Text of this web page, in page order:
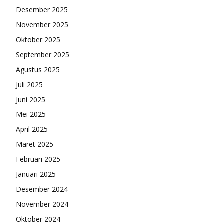
Desember 2025
November 2025
Oktober 2025
September 2025
Agustus 2025
Juli 2025
Juni 2025
Mei 2025
April 2025
Maret 2025
Februari 2025
Januari 2025
Desember 2024
November 2024
Oktober 2024